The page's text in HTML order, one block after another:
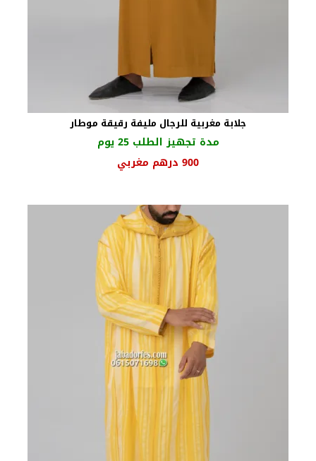
جلابة مغربية للرجال مليفة رقيقة موطار
مدة تجهيز الطلب 25 يوم
السعر
1000 درهم
مغربي.
900 درهم مغربي
900 درهم
مغربي.